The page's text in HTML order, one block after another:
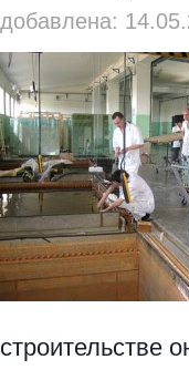
добавлена:
строительстве